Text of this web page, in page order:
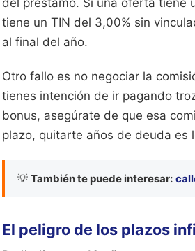
tiene un TIN del 3,00% sin
al final del año.
Otro fallo es no negociar la
tienes intención de ir pagando
bonus, asegúrate de que esa
plazo, quitarte años de deuda es
💡 También te puede interesar:
El peligro de los plazos